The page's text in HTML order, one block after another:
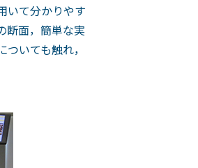
いて分かりやす
断面，簡単な実
いても触れ，